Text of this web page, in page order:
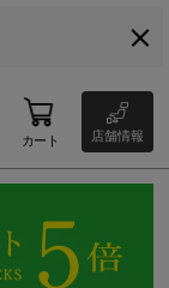
カート 店舗情報